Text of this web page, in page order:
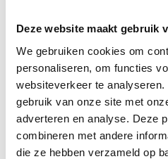
Deze website maakt gebruik
We gebruiken cookies om
personaliseren, om functies
websiteverkeer te
gebruik van onze site met
adverteren en analyse. Deze
combineren met andere
die ze hebben verzameld op